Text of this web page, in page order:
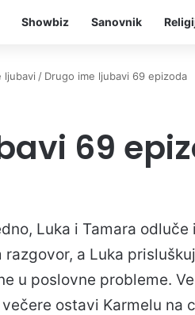
Showbiz Sanovnik
ljubavi / Drugo ime ljubavi 69 epizoda
69
Luka i Tamara
a Luka
u poslovne probleme.
ostavi Karmelu na